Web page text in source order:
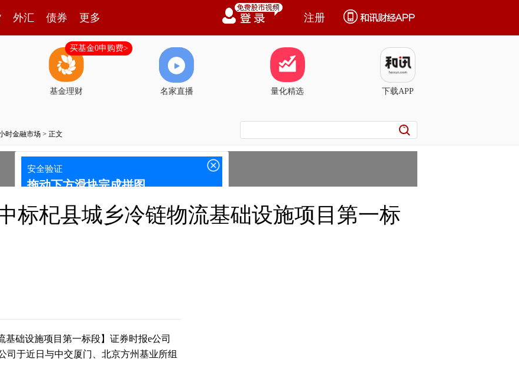
外汇 债券 更多 注册
基金理财
买基金0申购费>
名家直播 量化精选 下载APP
时金融市场 > 正文
标杞县城乡冷链物流基础设施项目第一标
基础设施项目第一标段】证券时报e公司
司于近日与中交厦门、北京方州基业所组